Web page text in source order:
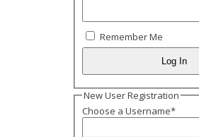
Remember Me
New User Registration
Choose a Username*